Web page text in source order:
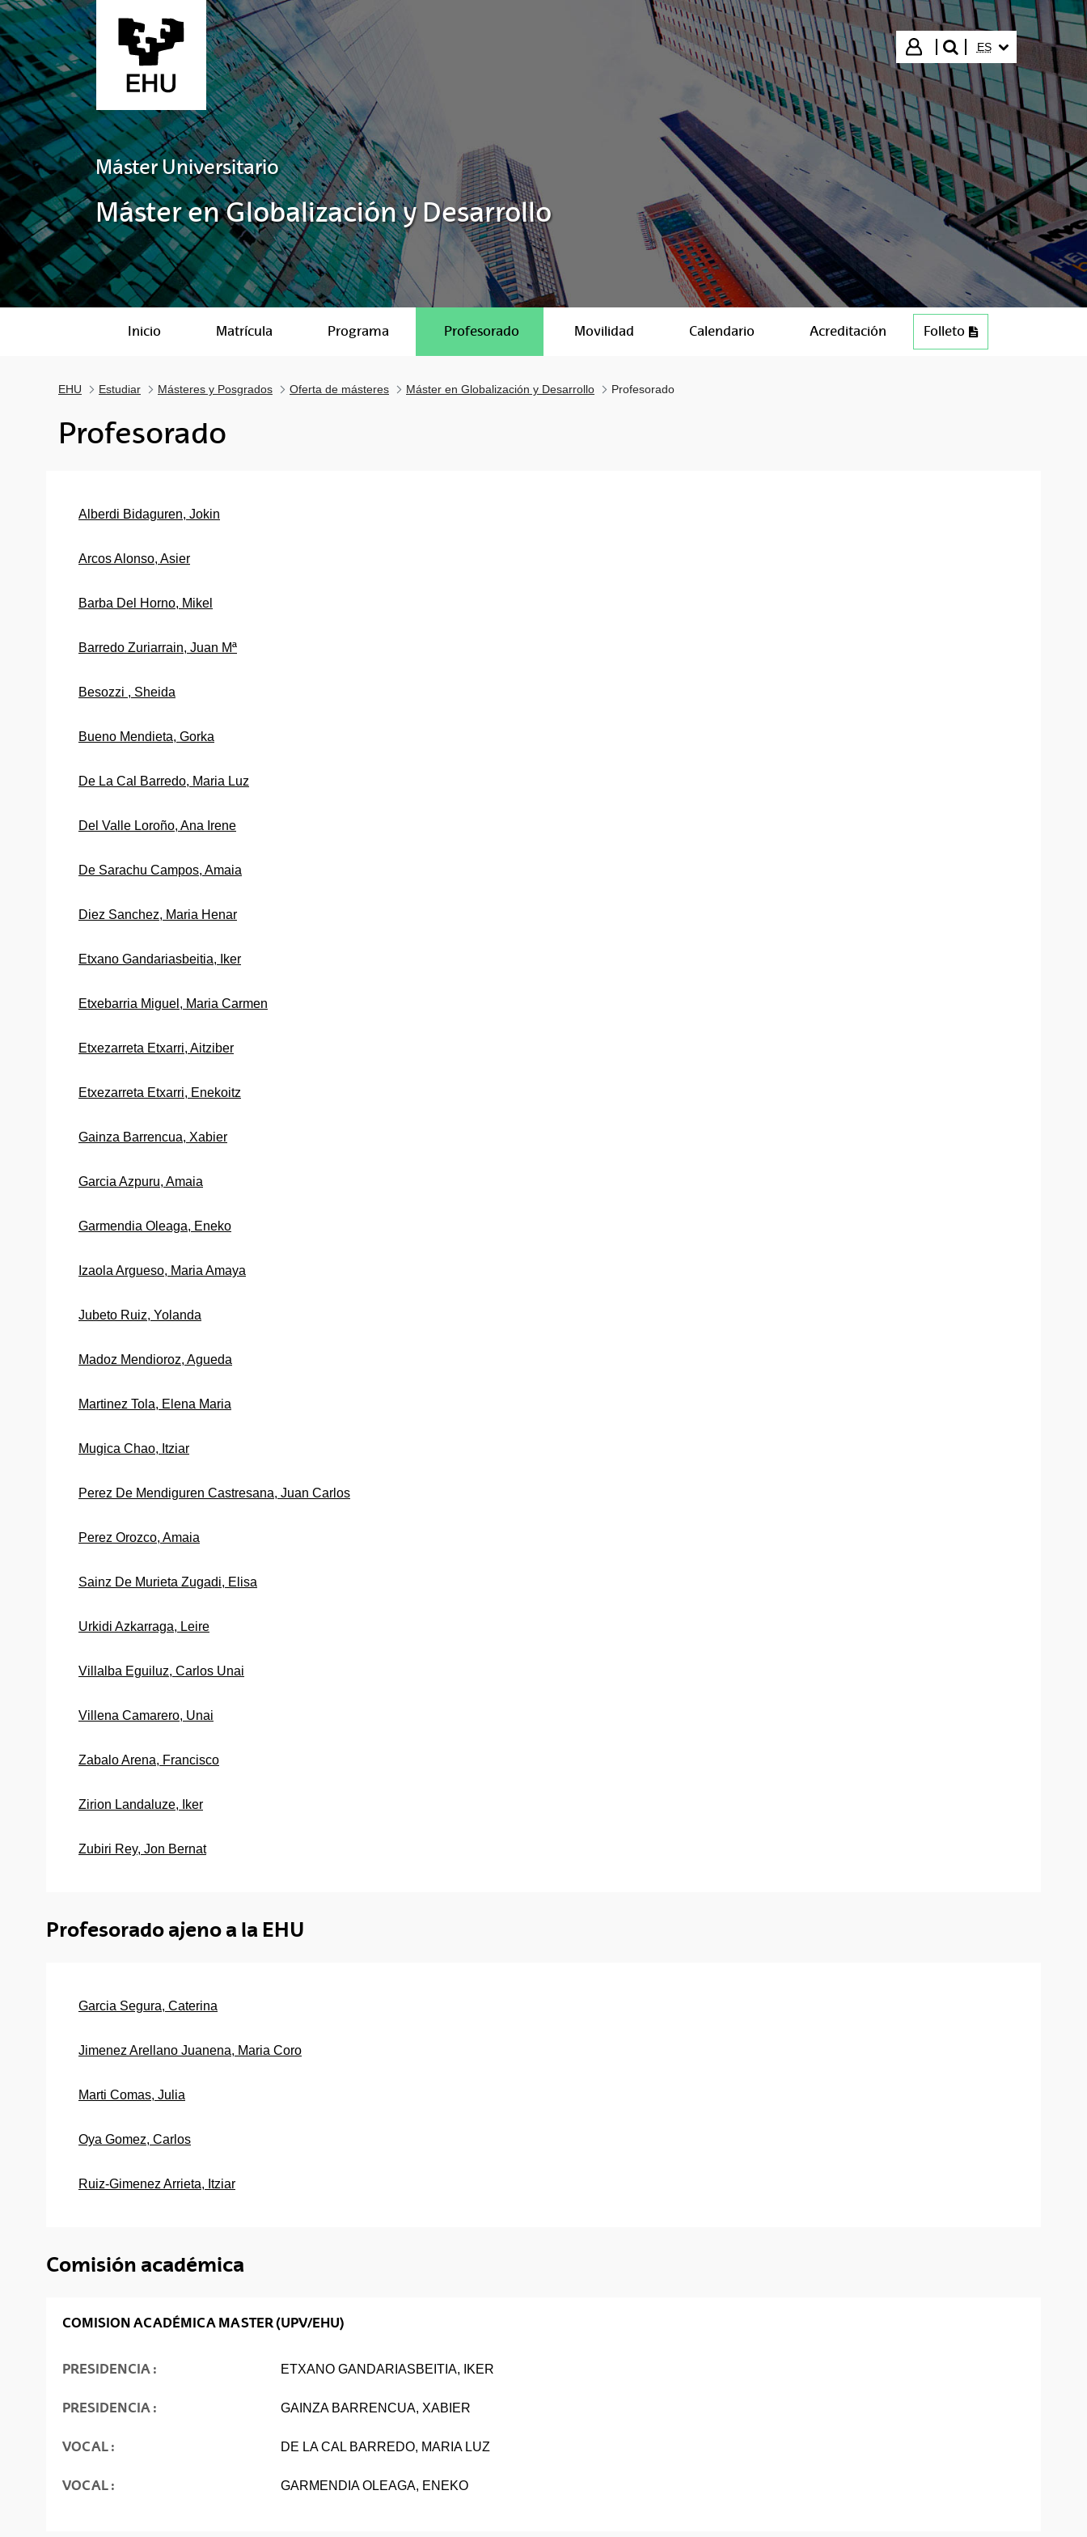
Saltar al contenido principal
Iniciar sesión
buscar"
IDIOMA
ES
Máster Universitario
Máster en Globalización y Desarrollo
Inicio Matrícula Programa Profesorado Movilidad Calendario Acreditación Folleto
EHU Estudiar Másteres y Posgrados Oferta de másteres Máster en Globalización y Desarrollo Profesorado
Profesorado
Alberdi Bidaguren, Jokin
Arcos Alonso, Asier
Barba Del Horno, Mikel
Barredo Zuriarrain, Juan Mª
Besozzi , Sheida
Bueno Mendieta, Gorka
De La Cal Barredo, Maria Luz
Del Valle Loroño, Ana Irene
De Sarachu Campos, Amaia
Diez Sanchez, Maria Henar
Etxano Gandariasbeitia, Iker
Etxebarria Miguel, Maria Carmen
Etxezarreta Etxarri, Aitziber
Etxezarreta Etxarri, Enekoitz
Gainza Barrencua, Xabier
Garcia Azpuru, Amaia
Garmendia Oleaga, Eneko
Izaola Argueso, Maria Amaya
Jubeto Ruiz, Yolanda
Madoz Mendioroz, Agueda
Martinez Tola, Elena Maria
Mugica Chao, Itziar
Perez De Mendiguren Castresana, Juan Carlos
Perez Orozco, Amaia
Sainz De Murieta Zugadi, Elisa
Urkidi Azkarraga, Leire
Villalba Eguiluz, Carlos Unai
Villena Camarero, Unai
Zabalo Arena, Francisco
Zirion Landaluze, Iker
Zubiri Rey, Jon Bernat
Profesorado ajeno a la EHU
Garcia Segura, Caterina
Jimenez Arellano Juanena, Maria Coro
Marti Comas, Julia
Oya Gomez, Carlos
Ruiz-Gimenez Arrieta, Itziar
Comisión académica
COMISION ACADÉMICA MASTER (UPV/EHU)
PRESIDENCIA : ETXANO GANDARIASBEITIA, IKER
PRESIDENCIA : GAINZA BARRENCUA, XABIER
VOCAL : DE LA CAL BARREDO, MARIA LUZ
VOCAL : GARMENDIA OLEAGA, ENEKO